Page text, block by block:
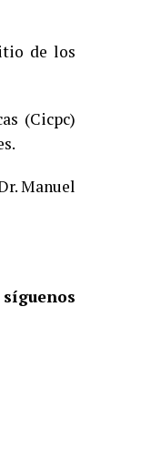
de los
(Cicpc)
Manuel